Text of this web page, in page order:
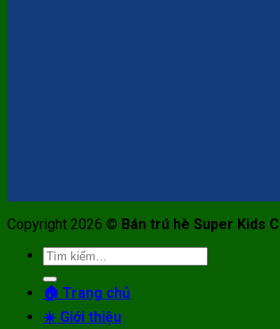
Copyright 2026 © Bán trú hè Super Kids
Tìm
kiếm:
🏠 Trang chủ
☀️ Giới thiệu